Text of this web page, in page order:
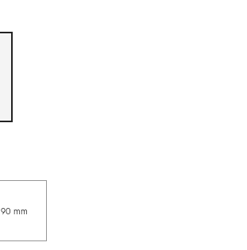
90 mm